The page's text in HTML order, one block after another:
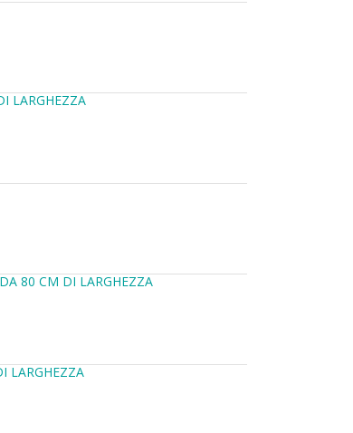
LARGHEZZA
80 CM DI LARGHEZZA
LARGHEZZA